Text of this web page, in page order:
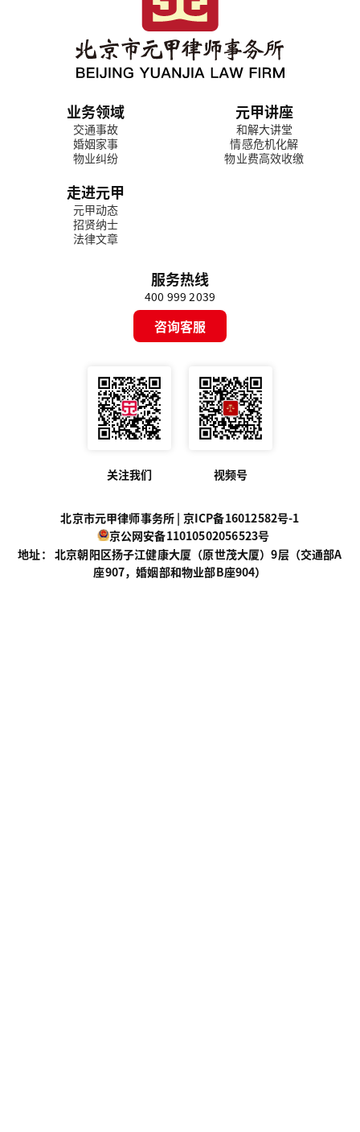
业务领域
交通事故
婚姻家事
物业纠纷
元甲讲座
和解大讲堂
情感危机化解
物业费高效收缴
走进元甲
元甲动态
招贤纳士
法律文章
服务热线
400 999 2039
咨询客服
关注我们 视频号
北京市元甲律师事务所 | 京ICP备16012582号-1
京公网安备11010502056523号
地址： 北京朝阳区扬子江健康大厦（原世茂大厦）9层（交通部A
座907，婚姻部和物业部B座904）